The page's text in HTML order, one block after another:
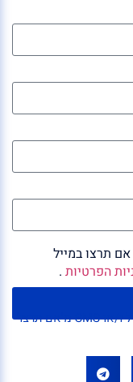
תרצו במייל
הפרטיות .
בשליחת המייל אני מאשר קבלת לדיוור במייל ו/או SMS מ'אם תרצו'